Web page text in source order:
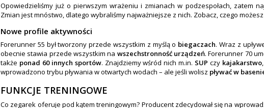
Opowiedzieliśmy już o pierwszym wrażeniu i zmianach w podzespołach, zatem
Zmian jest mnóstwo, dlatego wybraliśmy najważniejsze z nich. Zobacz, czego
Nowe profile aktywności
Forerunner 55 był tworzony przede wszystkim z myślą o biegaczach. Wraz z
obecnie stawia przede wszystkim na wszechstronność urządzeń. Forerunner 70
także ponad 60 innych sportów. Znajdziemy wśród nich m.in. SUP czy kajakarstwo
wprowadzono trybu pływania w otwartych wodach – ale jeśli wolisz pływać w
FUNKCJE TRENINGOWE
Co zegarek oferuje pod kątem treningowym? Producent zdecydował się na